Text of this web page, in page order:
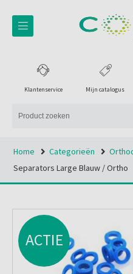
Mijn catalogus
Klantenservice
Home Categorieën
Separators Large Blauw / Ortho
ACTIE